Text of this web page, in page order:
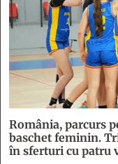
România, parcurs
baschet feminin.
în sferturi cu patru